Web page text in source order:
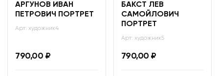
АРГУНОВ ИВАН
ПЕТРОВИЧ ПОРТРЕТ
Арт: художник4
790,00 ₽
БАКСТ ЛЕВ
САМОЙЛОВИЧ
ПОРТРЕТ
Арт: художник5
790,00 ₽